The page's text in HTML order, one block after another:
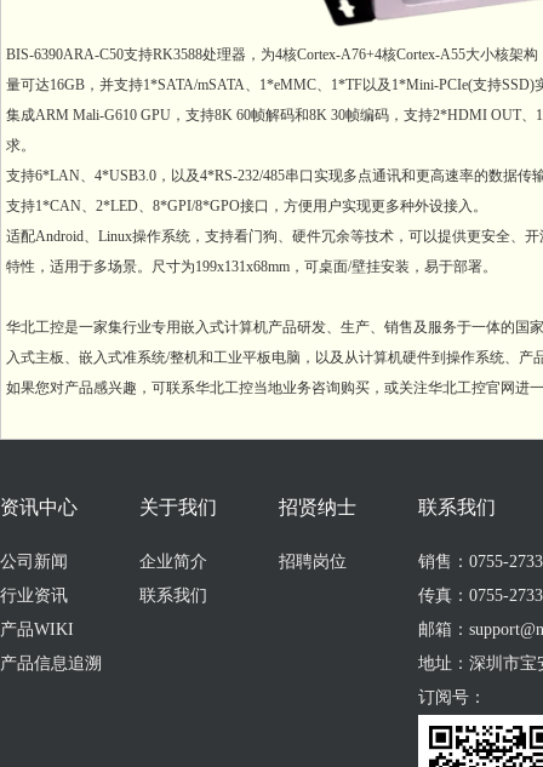
BIS-6390ARA-C50支持RK3588处理器，为4核Cortex-A76+4核Cortex-A55大小核
量可达16GB，并支持1*SATA/mSATA、1*eMMC、1*TF以及1*Mini-PCIe(支持
集成ARM Mali-G610 GPU，支持8K 60帧解码和8K 30帧编码，支持2*HDMI OUT
求。
支持6*LAN、4*USB3.0，以及4*RS-232/485串口实现多点通讯和更高速率的数据
支持1*CAN、2*LED、8*GPI/8*GPO接口，方便用户实现更多种外设接入。
适配Android、Linux操作系统，支持看门狗、硬件冗余等技术，可以提供更安全
特性，适用于多场景。尺寸为199x131x68mm，可桌面/壁挂安装，易于部署。
华北工控是一家集行业专用嵌入式计算机产品研发、生产、销售及服务于一体的
入式主板、嵌入式准系统/整机和工业平板电脑，以及从计算机硬件到操作系统、产
如果您对产品感兴趣，可联系华北工控当地业务咨询购买，或关注华北工控官网进
资讯中心
公司新闻
行业资讯
产品WIKI
产品信息追溯
关于我们
企业简介
联系我们
招贤纳士
招聘岗位
联系我们
销售：0755-
传真：0755-
邮箱：
地址：深圳市宝
订阅号：